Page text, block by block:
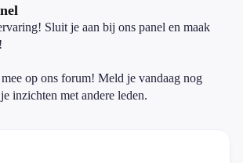
Sluit je aan bij ons panel en maak
op ons forum! Meld je vandaag nog
inzichten met andere leden.